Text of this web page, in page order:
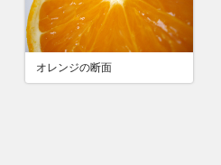
オレンジの断面